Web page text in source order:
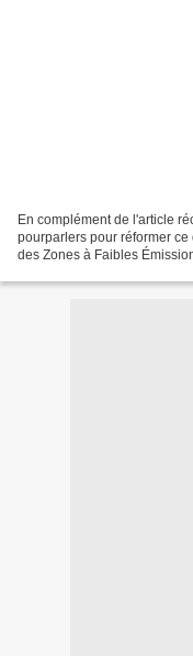
En complément de l'article
pourparlers pour réformer
des Zones à Faibles